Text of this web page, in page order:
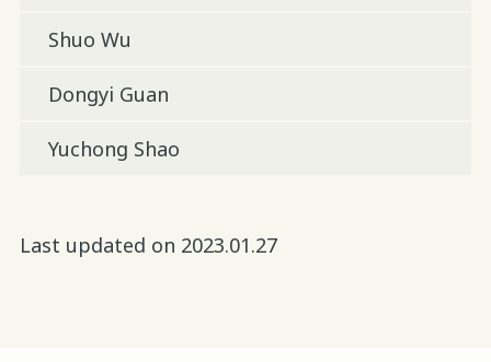
Shuo Wu
Dongyi Guan
Yuchong Shao
Last updated on 2023.01.27